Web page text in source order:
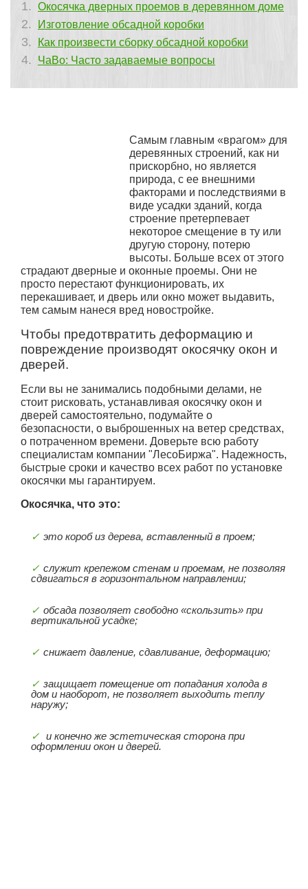
Окосячка дверных проемов в деревянном доме
Изготовление обсадной коробки
Как произвести сборку обсадной коробки
ЧаВо: Часто задаваемые вопросы
Самым главным «врагом» для
деревянных строений, как ни
прискорбно, но является
природа, с ее внешними
факторами и последствиями в
виде усадки зданий, когда
строение претерпевает
некоторое смещение в ту или
другую сторону, потерю
высоты. Больше всех от этого
страдают дверные и оконные проемы. Они не
просто перестают функционировать, их
перекашивает, и дверь или окно может выдавить,
тем самым нанеся вред новостройке.
Чтобы предотвратить деформацию и
повреждение производят окосячку окон и
дверей.
Если вы не занимались подобными делами, не
стоит рисковать, устанавливая окосячку окон и
дверей самостоятельно, подумайте о
безопасности, о выброшенных на ветер средствах,
о потраченном времени. Доверьте всю работу
специалистам компании "ЛесоБиржа". Надежность,
быстрые сроки и качество всех работ по установке
окосячки мы гарантируем.
Окосячка, что это:
это короб из дерева, вставленный в проем;
служит крепежом стенам и проемам, не позволяя
сдвигаться в горизонтальном направлении;
обсада позволяет свободно «скользить» при
вертикальной усадке;
снижает давление, сдавливание, деформацию;
защищает помещение от попадания холода в
дом и наоборот, не позволяет выходить теплу
наружу;
и конечно же эстетическая сторона при
оформлении окон и дверей.